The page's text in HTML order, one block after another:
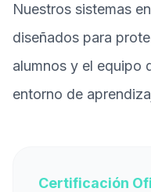
Nuestros sistemas
diseñados para
alumnos y el equipo
entorno de
Certificación